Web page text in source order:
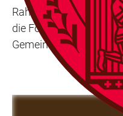
Rahmen einer
die Förderkriterien:
Gemeinschaft etwas